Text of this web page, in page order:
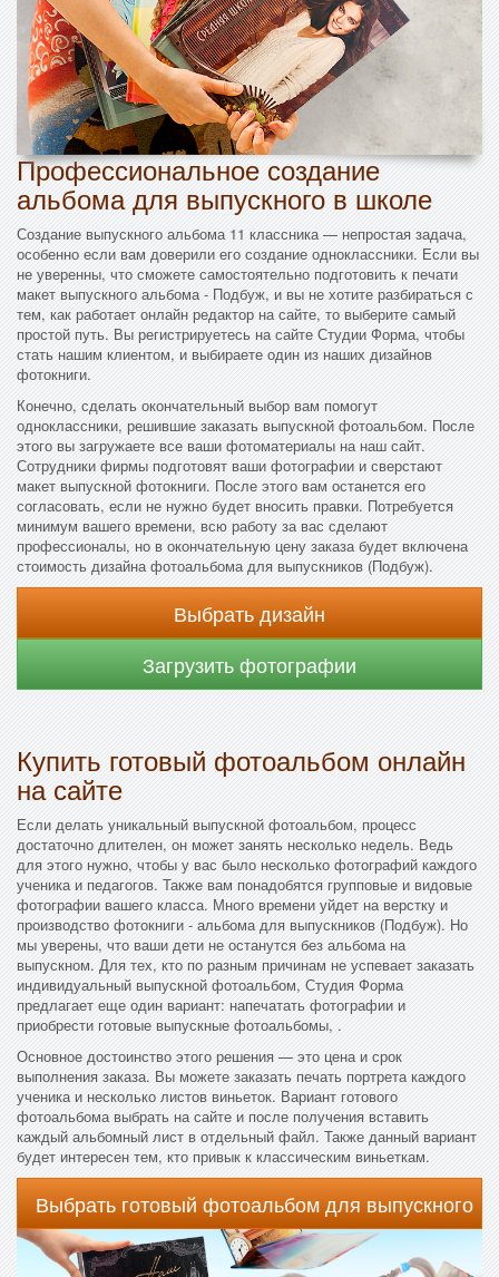
Профессиональное создание
альбома для выпускного в школе
Создание выпускного альбома 11 классника — непростая задача,
особенно если вам доверили его создание одноклассники. Если вы
не уверенны, что сможете самостоятельно подготовить к печати
макет выпускного альбома - Подбуж, и вы не хотите разбираться с
тем, как работает онлайн редактор на сайте, то выберите самый
простой путь. Вы регистрируетесь на сайте Студии Форма, чтобы
стать нашим клиентом, и выбираете один из наших дизайнов
фотокниги.
Конечно, сделать окончательный выбор вам помогут
одноклассники, решившие заказать выпускной фотоальбом. После
этого вы загружаете все ваши фотоматериалы на наш сайт.
Сотрудники фирмы подготовят ваши фотографии и сверстают
макет выпускной фотокниги. После этого вам останется его
согласовать, если не нужно будет вносить правки. Потребуется
минимум вашего времени, всю работу за вас сделают
профессионалы, но в окончательную цену заказа будет включена
стоимость дизайна фотоальбома для выпускников (Подбуж).
Выбрать дизайн
Загрузить фотографии
Купить готовый фотоальбом онлайн
на сайте
Если делать уникальный выпускной фотоальбом, процесс
достаточно длителен, он может занять несколько недель. Ведь
для этого нужно, чтобы у вас было несколько фотографий каждого
ученика и педагогов. Также вам понадобятся групповые и видовые
фотографии вашего класса. Много времени уйдет на верстку и
производство фотокниги - альбома для выпускников (Подбуж). Но
мы уверены, что ваши дети не останутся без альбома на
выпускном. Для тех, кто по разным причинам не успевает заказать
индивидуальный выпускной фотоальбом, Студия Форма
предлагает еще один вариант: напечатать фотографии и
приобрести готовые выпускные фотоальбомы, .
Основное достоинство этого решения — это цена и срок
выполнения заказа. Вы можете заказать печать портрета каждого
ученика и несколько листов виньеток. Вариант готового
фотоальбома выбрать на сайте и после получения вставить
каждый альбомный лист в отдельный файл. Также данный вариант
будет интересен тем, кто привык к классическим виньеткам.
Выбрать готовый фотоальбом для выпускного